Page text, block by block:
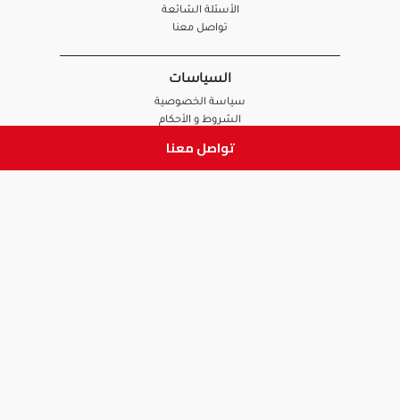
تواصل معنا
الأسئلة الشائعة
تواصل معنا
السياسات
سياسة الخصوصية
الشروط و الأحكام